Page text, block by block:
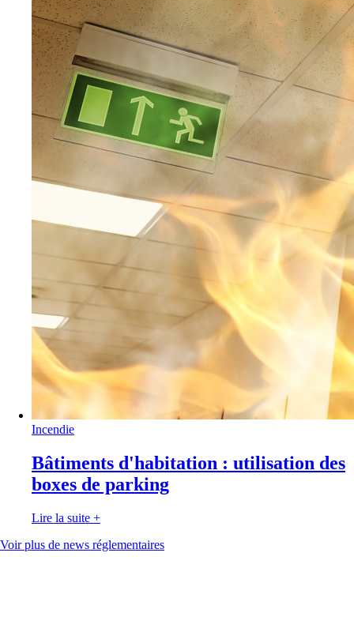
Incendie
Bâtiments d'habitation : utilisation des
boxes de parking
Lire la suite +
Voir plus de news réglementaires